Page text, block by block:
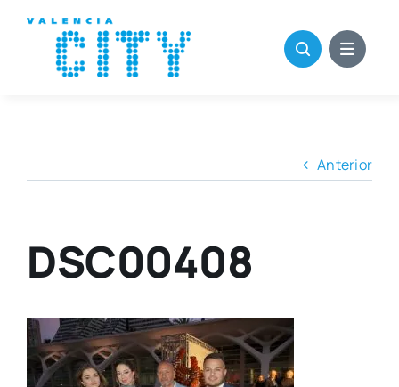
contenido
Anterior
DSC00408